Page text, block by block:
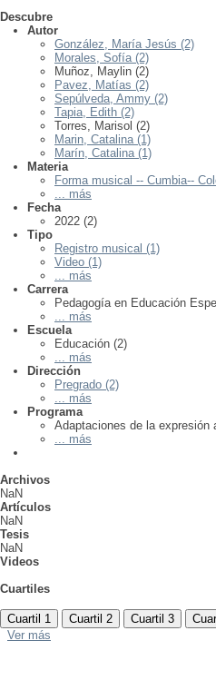
Descubre
Autor
González, María Jesús (2)
Morales, Sofía (2)
Muñoz, Maylin (2)
Pavez, Matías (2)
Sepúlveda, Ammy (2)
Tapia, Edith (2)
Torres, Marisol (2)
Marin, Catalina (1)
Marín, Catalina (1)
Materia
Forma musical -- Cumbia--
... más
Fecha
2022 (2)
Tipo
Registro musical (1)
Video (1)
... más
Carrera
Pedagogía en Educación
... más
Escuela
Educación (2)
... más
Dirección
Pregrado (2)
... más
Programa
Adaptaciones de la expresión
... más
Archivos
NaN
Artículos
NaN
Tesis
NaN
Videos
Cuartiles
Cuartil 1 Cuartil 2 Cuartil 3
Ver más